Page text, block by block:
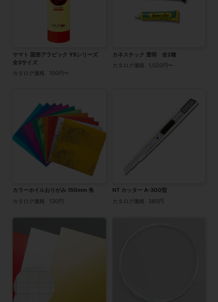
ヤマト 固形アラビック YSシリーズ
全3サイズ
カタログ価格
100円〜
カネスチック 透明 全2種
カタログ価格
1,020円〜
カラーホイルおりがみ 150mm 角
カタログ価格
130円
NT カッター A-300型
カタログ価格
380円